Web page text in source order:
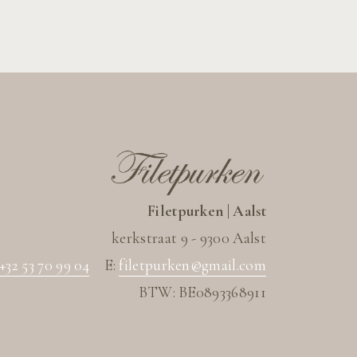
Filetpurken | Aalst
kerkstraat 9 - 9300 Aalst
+32 53 70 99 04
E: filetpurken@gmail.com
BTW: BE0893368911